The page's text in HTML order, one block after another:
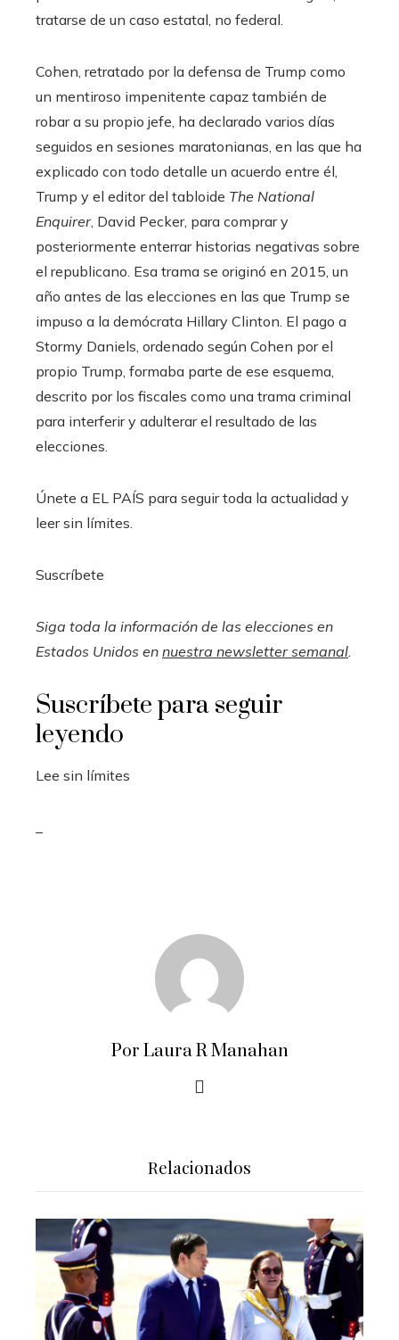
tratarse de un caso estatal, no federal.
Cohen, retratado por la defensa de Trump como
un mentiroso impenitente capaz también de
robar a su propio jefe, ha declarado varios días
seguidos en sesiones maratonianas, en las que ha
explicado con todo detalle un acuerdo entre él,
Trump y el editor del tabloide The National
Enquirer, David Pecker, para comprar y
posteriormente enterrar historias negativas sobre
el republicano. Esa trama se originó en 2015, un
año antes de las elecciones en las que Trump se
impuso a la demócrata Hillary Clinton. El pago a
Stormy Daniels, ordenado según Cohen por el
propio Trump, formaba parte de ese esquema,
descrito por los fiscales como una trama criminal
para interferir y adulterar el resultado de las
elecciones.
Únete a EL PAÍS para seguir toda la actualidad y
leer sin límites.
Suscríbete
Siga toda la información de las elecciones en
Estados Unidos en nuestra newsletter semanal.
Suscríbete para seguir
leyendo
Lee sin límites
Por Laura R Manahan
Relacionados